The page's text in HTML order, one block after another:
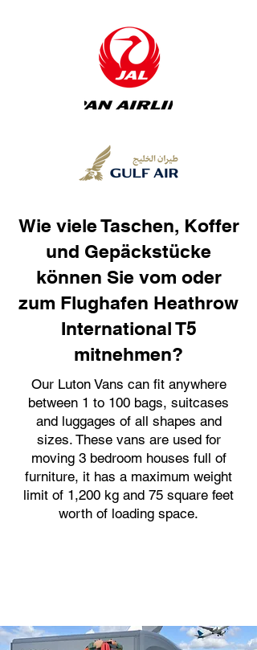
Wie viele Taschen, Koffer
und Gepäckstücke
können Sie vom oder
zum Flughafen Heathrow
International T5
mitnehmen?
Our Luton Vans can fit anywhere
between 1 to 100 bags, suitcases
and luggages of all shapes and
sizes. These vans are used for
moving 3 bedroom houses full of
furniture, it has a maximum weight
limit of 1,200 kg and 75 square feet
worth of loading space.